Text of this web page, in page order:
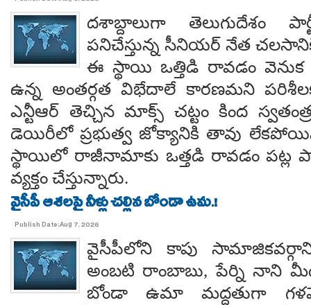
దశాబ్దాలుగా తెలుగుదేశం
పనిచేస్తున్న సీనియర్ నేత
ఈ స్థాయి ఒత్తిడి రావడం వెనుక
ఉన్న అంతర్గత విభేదాలే కారణమని
ఎన్టీఆర్ తెచ్చిన మాక్స్ చట్టం కింద
డెయిరీలో ప్రభుత్వ జోక్యానికి తావు
స్థాయిలో రాజీనామాకు ఒత్తడి రావడం పట్ల
వ్యక్తం చేస్తున్నారు.
వైసీపీ ఆశలపై నీళ్లు చల్లిన బోండా ఉమ.!
Publish Date:Aug 7, 2026
వైసీపీలోని కాపు
అంబటి రాంబాబు, పేర్ని నాని
బోండా ఉమా మద్దతుగా